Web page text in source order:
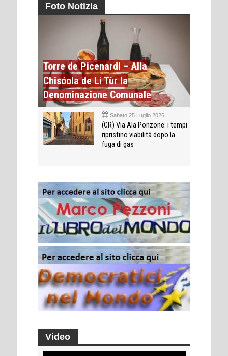
Foto Notizia
Torre de Picenardi – Alla
Chisóola de Li Tùr la
Denominazione Comunale
Sabato 25 Luglio 2026
(CR) Via Ala Ponzone: i tempi
ripristino viabilità dopo la
fuga di gas
Video